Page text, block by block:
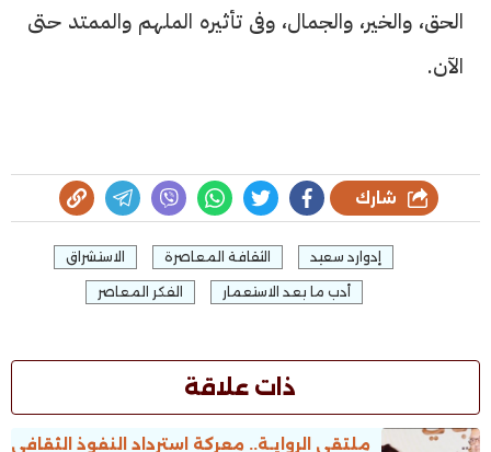
الحق، والخير، والجمال، وفى تأثيره الملهم والممتد حتى
الآن.
شارك
إدوارد سعيد الثقافة المعاصرة الاستشراق
أدب ما بعد الاستعمار الفكر المعاصر
ذات علاقة
ملتقى الروايـة.. معركة استرداد النفوذ الثقافى